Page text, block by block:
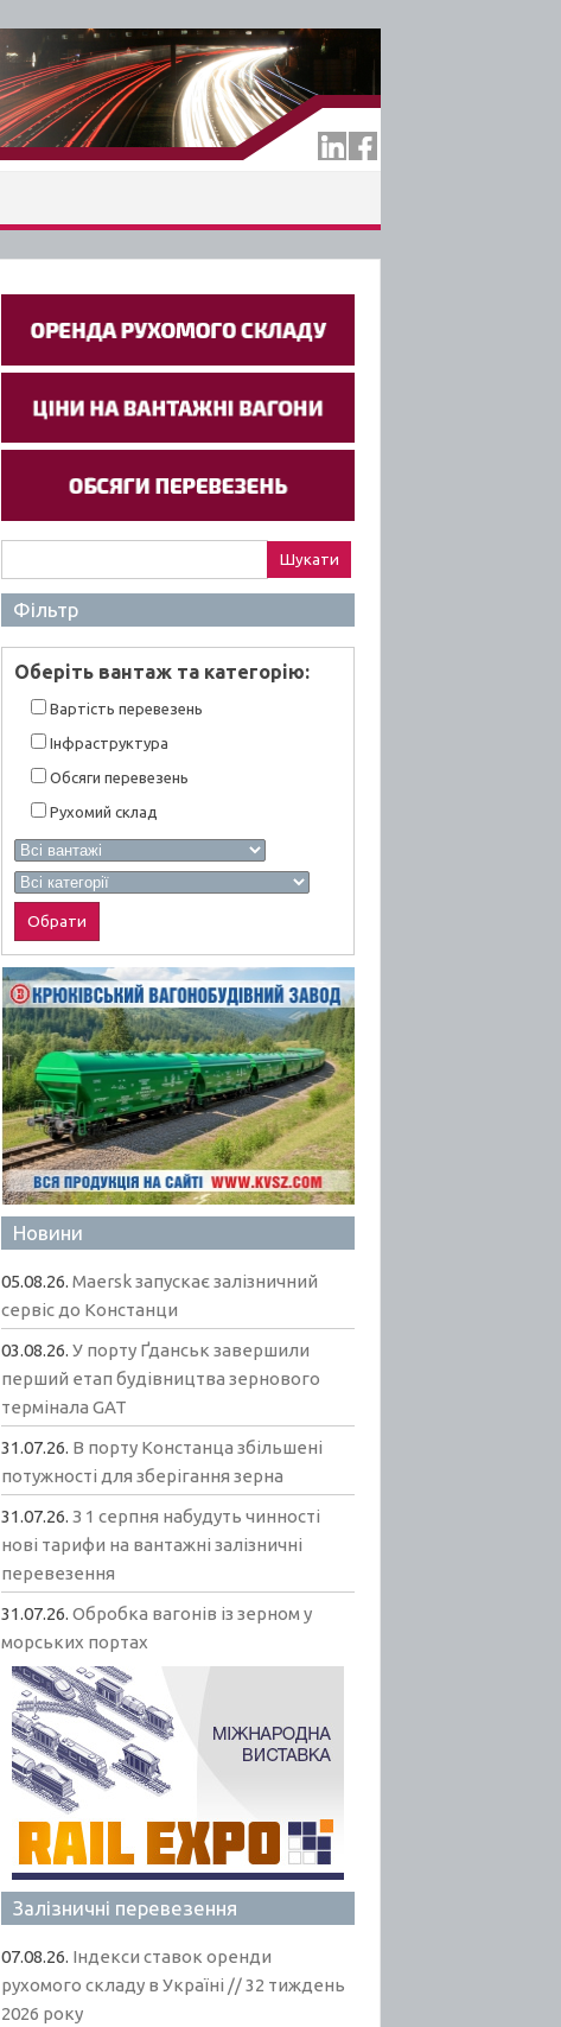
Фільтр
Оберiть вантаж та категорiю:
Вартiсть перевезень
Інфраструктура
Обсяги перевезень
Рухомий склад
Новини
05.08.26.Maersk запускає залізничний
сервіс до Констанци
03.08.26.У порту Ґданськ завершили
перший етап будівництва зернового
термінала GAT
31.07.26. В порту Констанца збільшені
потужності для зберігання зерна
31.07.26.З 1 серпня набудуть чинності
нові тарифи на вантажні залізничні
перевезення
31.07.26.Обробка вагонів із зерном у
морських портах
Залізничні перевезення
07.08.26. Індекси ставок оренди
рухомого складу в Україні // 32 тиждень
2026 року